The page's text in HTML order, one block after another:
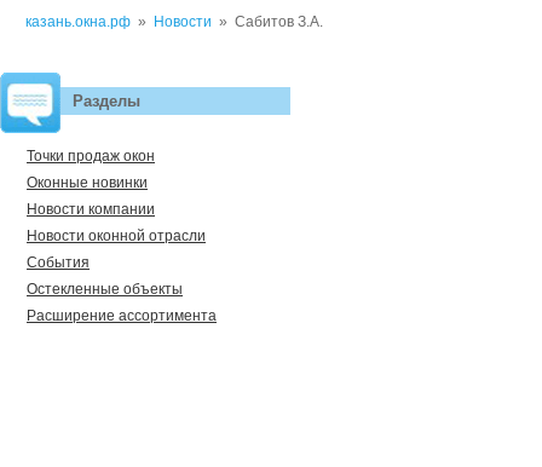
казань.окна.рф » Новости » Сабитов З.А.
Разделы
Точки продаж окон
Оконные новинки
Новости компании
Новости оконной отрасли
События
Остекленные объекты
Расширение ассортимента